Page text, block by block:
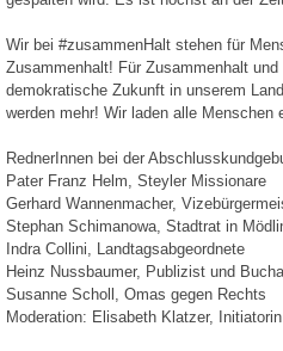
Wir bei #zusammenHalt stehen für
Zusammenhalt! Für Zusammenhalt
demokratische Zukunft in unserem
werden mehr! Wir laden alle
RednerInnen bei der
Pater Franz Helm, Steyler Missionare
Gerhard Wannenmacher,
Stephan Schimanowa, Stadtrat in
Indra Collini, Landtagsabgeordnete
Heinz Nussbaumer, Publizist und
Susanne Scholl, Omas gegen Rechts
Moderation: Elisabeth Klatzer,